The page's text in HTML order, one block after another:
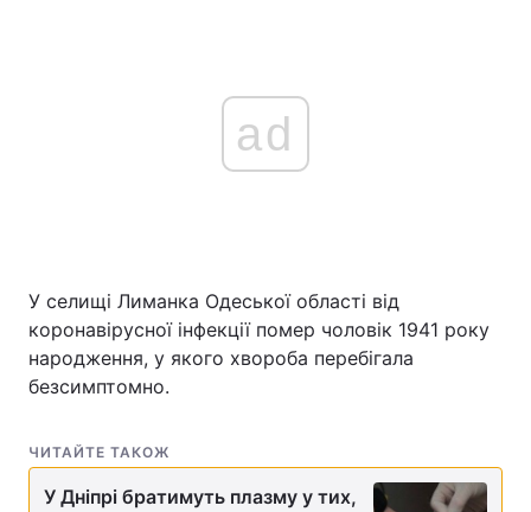
ad
У селищі Лиманка Одеської області від
коронавірусної інфекції помер чоловік 1941 року
народження, у якого хвороба перебігала
безсимптомно.
ЧИТАЙТЕ ТАКОЖ
У Дніпрі братимуть плазму у тих,